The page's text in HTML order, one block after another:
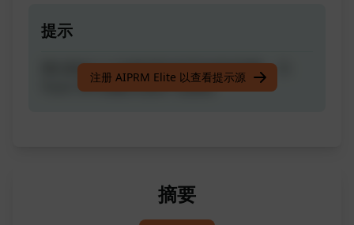
提示
通过最多三个关键词和300字的描述策略，为
Yoast SEO创建出色的产品描述
注册 AIPRM Elite 以查看提示源
摘要